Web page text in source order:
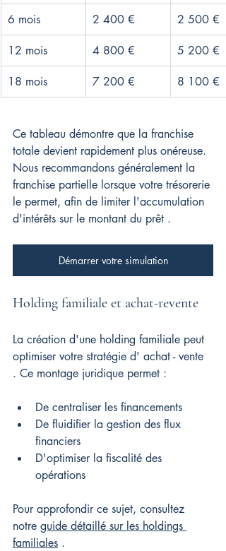
6 mois 2 400 € 2 500 €
12 mois 4 800 € 5 200 €
18 mois 7 200 € 8 100 €
Ce tableau démontre que la franchise
totale devient rapidement plus onéreuse.
Nous recommandons généralement la
franchise partielle lorsque votre trésorerie
le permet, afin de limiter l'accumulation
d'intérêts sur le montant du prêt .
Démarrer votre simulation
Holding familiale et achat-revente
La création d'une holding familiale peut
optimiser votre stratégie d' achat - vente
. Ce montage juridique permet :
De centraliser les financements
De fluidifier la gestion des flux
financiers
D'optimiser la fiscalité des
opérations
Pour approfondir ce sujet, consultez
notre guide détaillé sur les holdings
familiales .